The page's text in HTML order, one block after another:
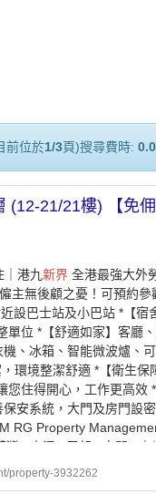
前位於1/3頁)搜尋費時:
(12-21/21樓) 【免
｜港九新界 全港最強大外
主無後顧之憂！可預約參
設巴士站及小巴站 *【
單位 *【舒適如家】客廳
、冰箱、智能微波爐、
環境整潔舒適 *【衛生
您住得開心，工作更高效
安系統，大門及房門設
RG Property
#東涌 #元朗 #屯門 #
大
property-3932262